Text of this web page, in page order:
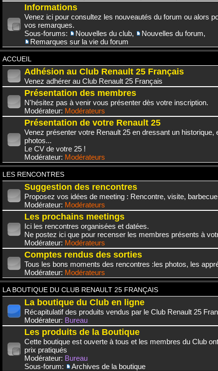
Informations
Venez ici pour consultez les nouveautés du forum ou alors
vos remarques.
Sous-forums:
Nouvelles du club, Nouvelles du forum,
Remarques sur la vie du forum
ACCUEIL
Adhésion au Club Renault 25 Français
Venez adhérer au Club Renault 25 Français
Présentation des membres
N'hésitez pas à venir vous présenter dès votre inscription.
Modérateur: Modérateurs
Présentation de votre Renault 25
Venez présenter votre Renault 25 en dressant un historique,
photos...
Le CV de votre 25 !
Modérateur: Modérateurs
LES RENCONTRES
Suggestion des rencontres
Proposez vos idées de meeting : Rencontre, visite,
Modérateur: Modérateurs
Les prochains meetings
Ici les rencontres organisées et datées.
Ne postez ici que pour recenser les membres présents à
Modérateur: Modérateurs
Comptes rendus des sorties
Tous les bons moments des rencontres :les photos, les
Modérateur: Modérateurs
LA BOUTIQUE DU CLUB RENAULT 25 FRANÇAIS
La boutique du Club en ligne
Récapitulatif des produits vendus par le Club Renault 25
Modérateur: Bureau
Les produits de la Boutique
Cette boutique est ouverte à tous et les membres du Club
prix pratiqués
Modérateur: Bureau
Sous-forum:
Archives de la boutique